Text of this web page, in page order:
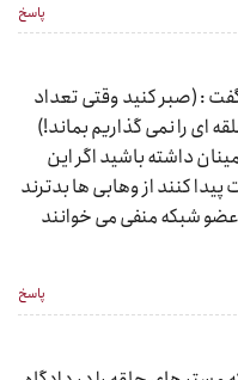
پاسخ
: (صبر کنید وقتی تعداد
ای را نمی گذاریم بماند!)
داشته باشید اگر این
کنند از وهابی ها بدترند
عضو شبکه منفی می خوانند
پاسخ